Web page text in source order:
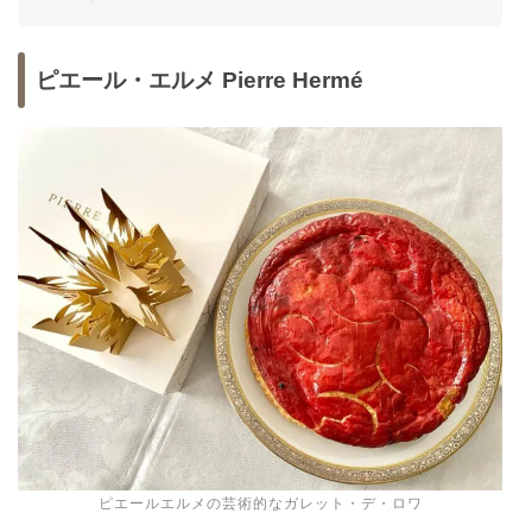
ピエール・エルメ Pierre Hermé
ピエールエルメの芸術的なガレット・デ・ロワ